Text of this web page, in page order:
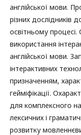
англійської мови.
різних дослідників
освітньому
використання
англійської мови.
інтерактивних
призначенням,
гейміфікації.
для комплексного
лексичних і
розвитку